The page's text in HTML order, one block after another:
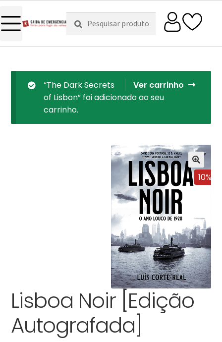
Pesquisar
por:
Pesquisa
Ver carrinho
“The Dark Secrets
of Lisbon” foi adicionado ao seu
carrinho.
10%
Lisboa Noir [Edição
Autografada]